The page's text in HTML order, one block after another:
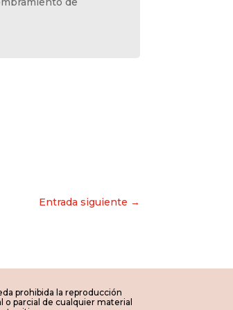
Entrada siguiente →
prohibida la reproducción
o parcial de cualquier material